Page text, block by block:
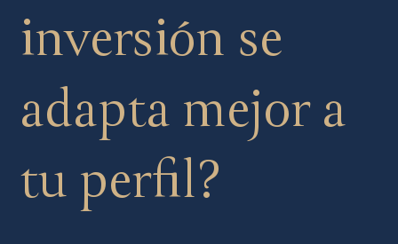
inversión se
adapta mejor a
tu perfil?